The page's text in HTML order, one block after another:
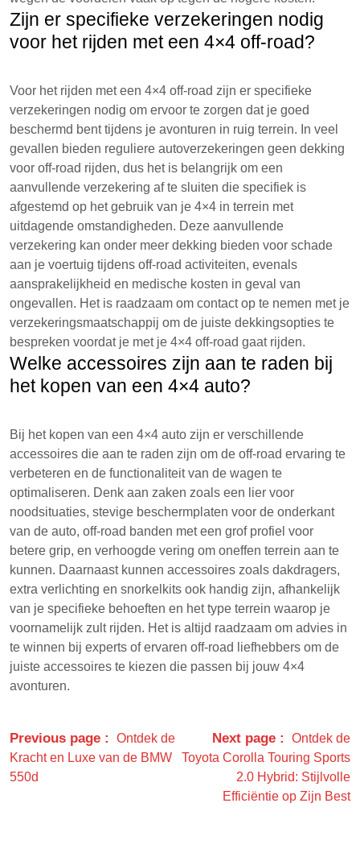
Zijn er specifieke verzekeringen nodig
voor het rijden met een 4×4 off-road?
Voor het rijden met een 4×4 off-road zijn er specifieke
verzekeringen nodig om ervoor te zorgen dat je goed
beschermd bent tijdens je avonturen in ruig terrein. In veel
gevallen bieden reguliere autoverzekeringen geen dekking
voor off-road rijden, dus het is belangrijk om een
aanvullende verzekering af te sluiten die specifiek is
afgestemd op het gebruik van je 4×4 in terrein met
uitdagende omstandigheden. Deze aanvullende
verzekering kan onder meer dekking bieden voor schade
aan je voertuig tijdens off-road activiteiten, evenals
aansprakelijkheid en medische kosten in geval van
ongevallen. Het is raadzaam om contact op te nemen met je
verzekeringsmaatschappij om de juiste dekkingsopties te
bespreken voordat je met je 4×4 off-road gaat rijden.
Welke accessoires zijn aan te raden bij
het kopen van een 4×4 auto?
Bij het kopen van een 4×4 auto zijn er verschillende
accessoires die aan te raden zijn om de off-road ervaring te
verbeteren en de functionaliteit van de wagen te
optimaliseren. Denk aan zaken zoals een lier voor
noodsituaties, stevige beschermplaten voor de onderkant
van de auto, off-road banden met een grof profiel voor
betere grip, en verhoogde vering om oneffen terrein aan te
kunnen. Daarnaast kunnen accessoires zoals dakdragers,
extra verlichting en snorkelkits ook handig zijn, afhankelijk
van je specifieke behoeften en het type terrein waarop je
voornamelijk zult rijden. Het is altijd raadzaam om advies in
te winnen bij experts of ervaren off-road liefhebbers om de
juiste accessoires te kiezen die passen bij jouw 4×4
avonturen.
Previous page
Ontdek de
Kracht en Luxe van de BMW
550d
Next page
Ontdek de
Toyota Corolla Touring Sports
2.0 Hybrid: Stijlvolle
Efficiëntie op Zijn Best